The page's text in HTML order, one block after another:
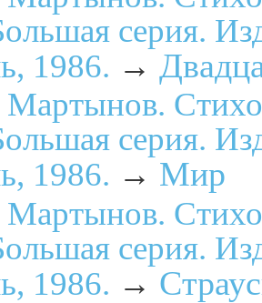
серия.
1986. →
серия.
1986. → Мир
серия.
1986. →